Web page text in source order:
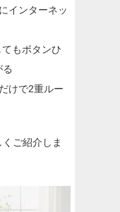
インターネッ
てもボタンひ
けで2重ルー
ご紹介しま